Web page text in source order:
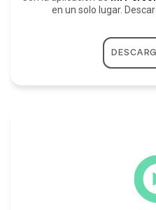
en un solo lugar.